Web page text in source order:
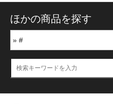
ほかの商品を探す